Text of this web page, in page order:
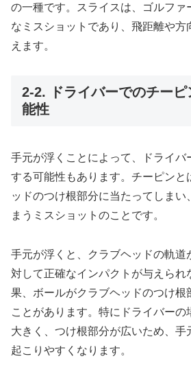
の一種です。スライスは、ゴルファ
なミスショットであり、飛距離や方
えます。
2-2. ドライバーでのチー
能性
手元が浮くことによって、ドライバ
する可能性もあります。チーピンと
ッドのつけ根部分に当たってしまい
まうミスショットのことです。
手元が浮くと、クラブヘッドの軌道
対して正確なインパクトが与えられ
果、ボールがクラブヘッドのつけ根
ことがあります。特にドライバー
大きく、つけ根部分が広いため、手
起こりやすくなります。